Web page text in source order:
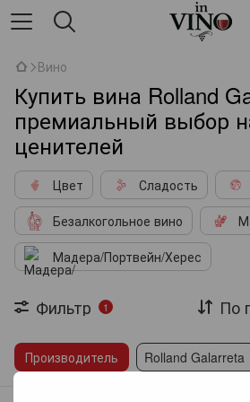
Вино
Купить вина Rolland
премиальный выбор
ценителей
Цвет Сладость
Безалкогольное вино
Мадера/Портвейн/Херес
Фильтр 1 По
Производитель Rolland Galarreta